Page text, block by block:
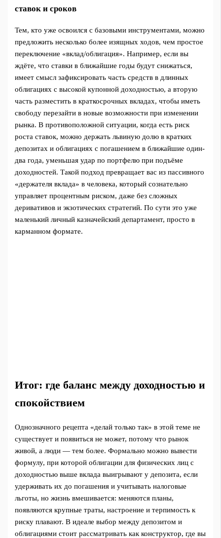
ставок и сроков
Тем, кто уже освоился с базовыми инструментами, можно
предложить несколько более изящных ходов, чем простое
переключение «вклад/облигация». Например, если вы
ждёте, что ставки в ближайшие годы будут снижаться,
имеет смысл зафиксировать часть средств в длинных
облигациях с высокой купонной доходностью, а вторую
часть разместить в краткосрочных вкладах, чтобы иметь
свободу перезайти в новые возможности при изменении
рынка. В противоположной ситуации, когда есть риск
роста ставок, можно держать львиную долю в кратких
депозитах и облигациях с погашением в ближайшие один-
два года, уменьшая удар по портфелю при подъёме
доходностей. Такой подход превращает вас из пассивного
«держателя вклада» в человека, который сознательно
управляет процентным риском, даже без сложных
деривативов и экзотических стратегий. По сути это уже
маленький личный казначейский департамент, просто в
карманном формате.
Итог: где баланс между доходностью и
спокойствием
Однозначного рецепта «делай только так» в этой теме не
существует и появиться не может, потому что рынок
живой, а люди — тем более. Формально можно вывести
формулу, при которой облигации для физических лиц с
доходностью выше вклада выигрывают у депозита, если
удерживать их до погашения и учитывать налоговые
льготы, но жизнь вмешивается: меняются планы,
появляются крупные траты, настроение и терпимость к
риску плавают. В идеале выбор между депозитом и
облигациями стоит рассматривать как конструктор, где вы